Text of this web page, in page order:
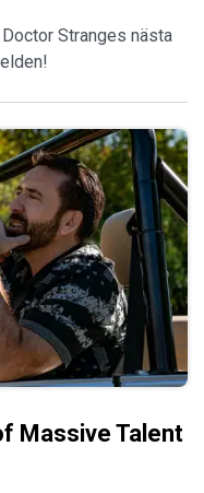
Stranges nästa
Massive Talent